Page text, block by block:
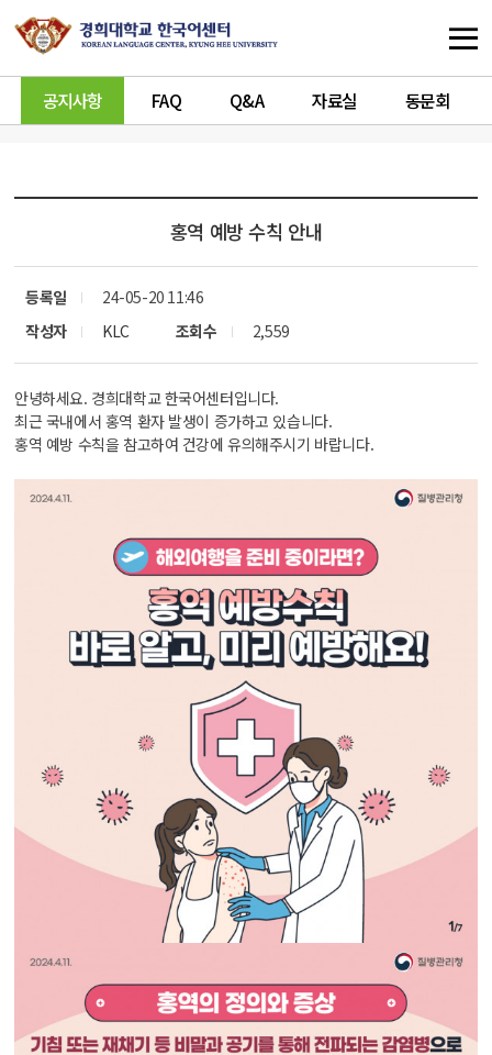
공지사항 FAQ Q&A 자료실 동문회
홍역 예방 수칙 안내
등록일
24-05-20 11:46
작성자
KLC 조회수 2,559
안녕하세요. 경희대학교 한국어센터입니다.
최근 국내에서 홍역 환자 발생이 증가하고 있습니다.
홍역 예방 수칙을 참고하여 건강에 유의해주시기 바랍니다.